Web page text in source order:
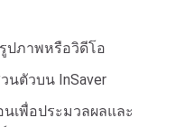
ปภาพหรือวิดีโอ
นตัวบน InSaver
เพื่อประมวลผลและ